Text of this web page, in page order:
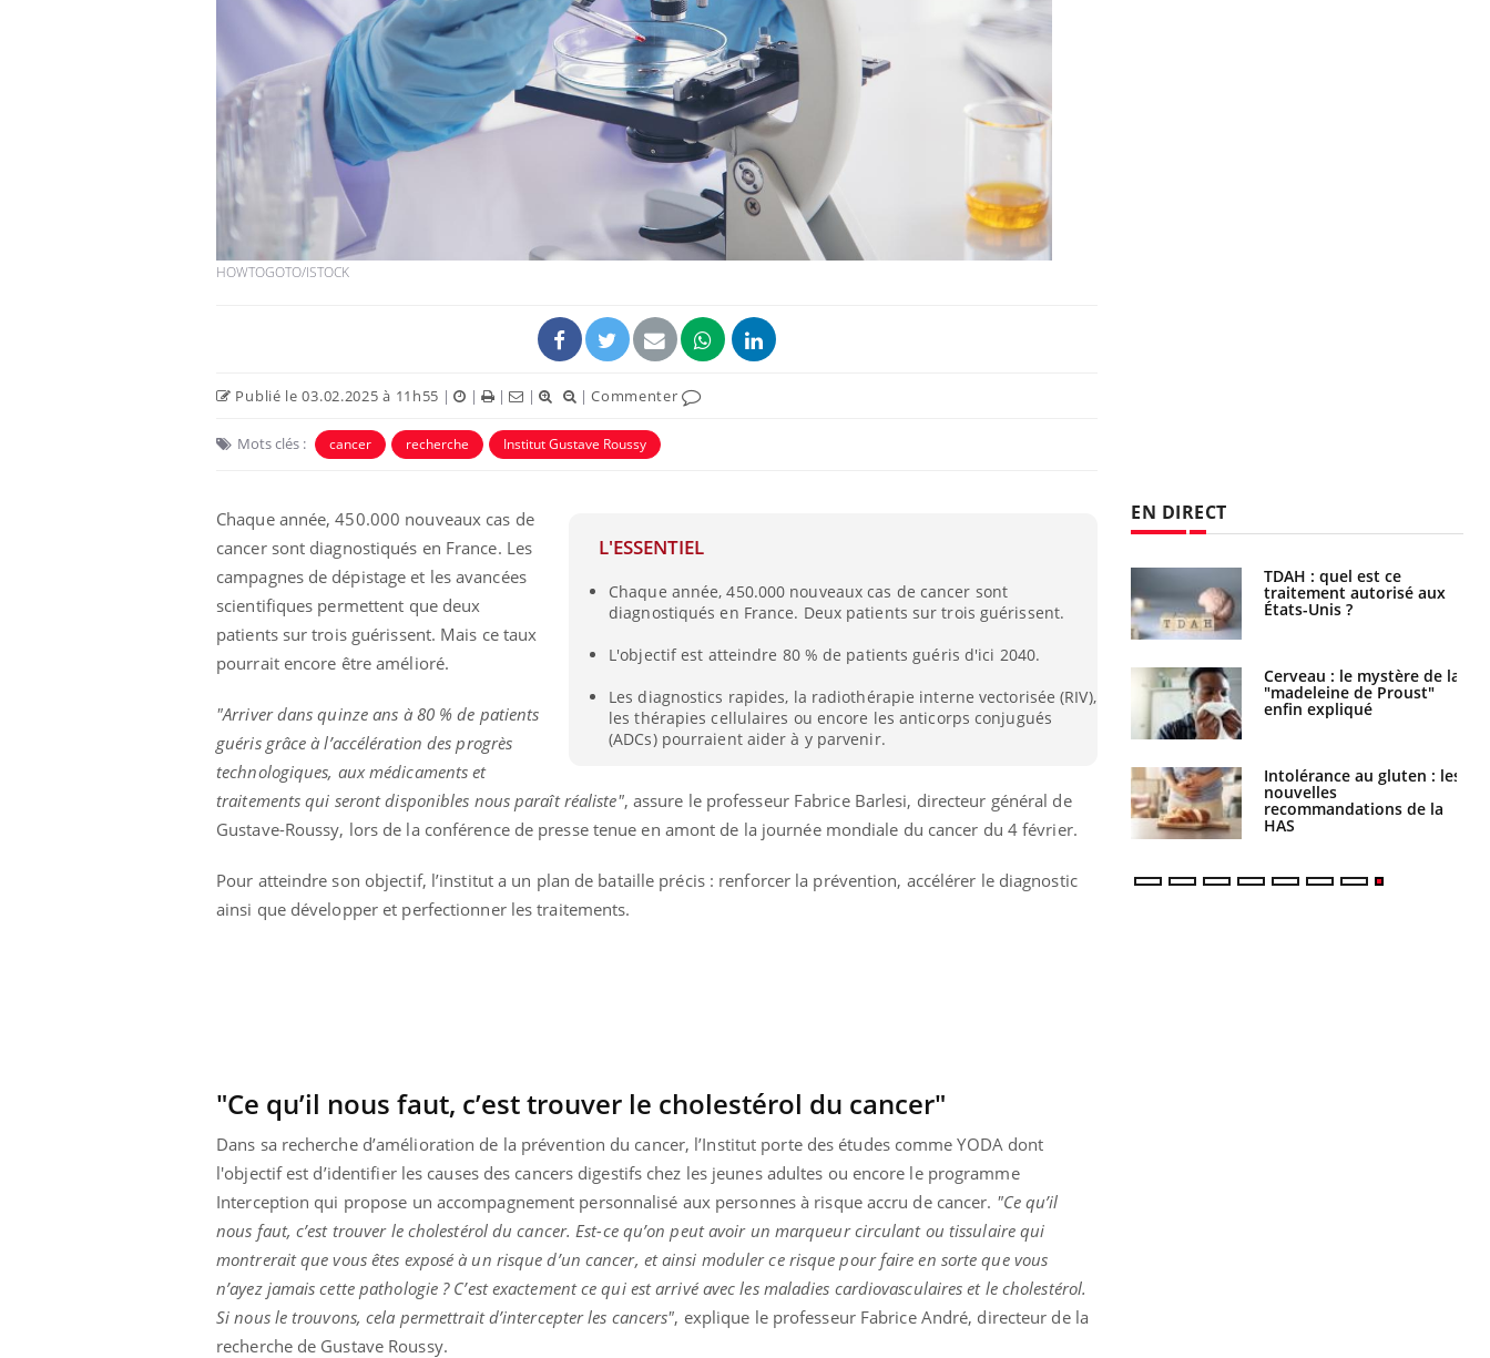
HOWTOGOTO/ISTOCK
Publié le 03.02.2025 à 11h55 | | | | |Commenter
Mots clés : cancer recherche Institut Gustave Roussy
L'ESSENTIEL
Chaque année, 450.000 nouveaux cas de cancer sont
diagnostiqués en France. Deux patients sur trois guérissent.
L'objectif est atteindre 80 % de patients guéris d'ici 2040.
Les diagnostics rapides, la radiothérapie interne vectorisée (RIV),
les thérapies cellulaires ou encore les anticorps conjugués
(ADCs) pourraient aider à y parvenir.
Chaque année, 450.000 nouveaux cas de
cancer sont diagnostiqués en France. Les
campagnes de dépistage et les avancées
scientifiques permettent que deux
patients sur trois guérissent. Mais ce taux
pourrait encore être amélioré.
"Arriver dans quinze ans à 80 % de patients
guéris grâce à l’accélération des progrès
technologiques, aux médicaments et
traitements qui seront disponibles nous paraît réaliste", assure le professeur Fabrice Barlesi, directeur général de
Gustave-Roussy, lors de la conférence de presse tenue en amont de la journée mondiale du cancer du 4 février.
Pour atteindre son objectif, l’institut a un plan de bataille précis : renforcer la prévention, accélérer le diagnostic
ainsi que développer et perfectionner les traitements.
"Ce qu’il nous faut, c’est trouver le cholestérol du cancer"
Dans sa recherche d’amélioration de la prévention du cancer, l’Institut porte des études comme YODA dont
l'objectif est d’identifier les causes des cancers digestifs chez les jeunes adultes ou encore le programme
Interception qui propose un accompagnement personnalisé aux personnes à risque accru de cancer. "Ce qu’il
nous faut, c’est trouver le cholestérol du cancer. Est-ce qu’on peut avoir un marqueur circulant ou tissulaire qui
montrerait que vous êtes exposé à un risque d’un cancer, et ainsi moduler ce risque pour faire en sorte que vous
n’ayez jamais cette pathologie ? C’est exactement ce qui est arrivé avec les maladies cardiovasculaires et le cholestérol.
Si nous le trouvons, cela permettrait d’intercepter les cancers", explique le professeur Fabrice André, directeur de la
recherche de Gustave Roussy.
EN DIRECT
Pourquoi manger moins
de protéines pourrait
finalement être bénéfique
Grossesse et chaleur : ce
Le smartphone nuit-il à
l'apprentissage de la
lecture ?
vacances, elle reste dans
le coma pendant 42 jours
barracuda, une petite fille
secourue grâce à un
réflexe essentiel
quelle est l’origine de la
contamination ?
une nouvelle arme contre
les réactions sévères
sommeil des enfants en
vacances ?
les kinés pourront
bientôt faire
TDAH : quel est ce
traitement autorisé aux
États-Unis ?
Cerveau : le mystère de la
"madeleine de Proust"
enfin expliqué
Intolérance au gluten : les
nouvelles
recommandations de la
HAS